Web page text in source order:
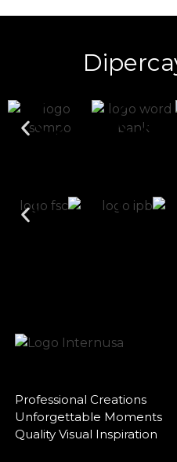
Professional Creations
Unforgettable Moments
Quality Visual Inspiration